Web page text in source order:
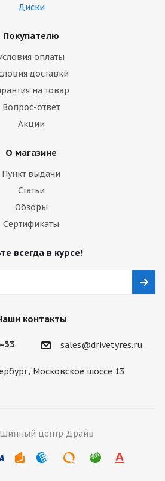
Диски
Покупателю
оплаты
доставки
на товар
Вопрос-ответ
Акции
О магазине
Пункт выдачи
Статьи
Обзоры
Сертификаты
всегда в курсе!
контакты
33 sales@drivetyres.ru
Московское шоссе 13
центр Драйв